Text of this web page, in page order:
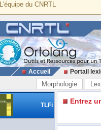
L'équipe du CNRTL
Accueil Portail
Morphologie
TLFi Entrez